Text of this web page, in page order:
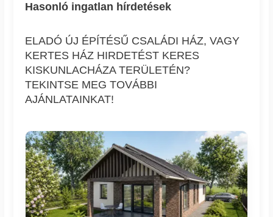
Hasonló ingatlan hírdetések
ELADÓ ÚJ ÉPÍTÉSŰ CSALÁDI HÁZ, VAGY
KERTES HÁZ HIRDETÉST KERES
KISKUNLACHÁZA TERÜLETÉN?
TEKINTSE MEG TOVÁBBI
AJÁNLATAINKAT!